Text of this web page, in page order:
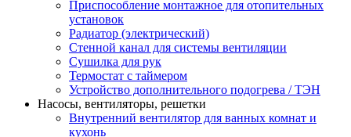
Приспособление монтажное для отопительных
установок
Радиатор (электрический)
Стенной канал для системы вентиляции
Сушилка для рук
Термостат с таймером
Устройство дополнительного подогрева / ТЭН
Насосы, вентиляторы, решетки
Внутренний вентилятор для ванных комнат и
кухонь